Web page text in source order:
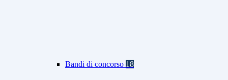
Bandi di concorso 18